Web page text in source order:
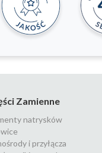
Zamienne
natrysków
i przyłącza